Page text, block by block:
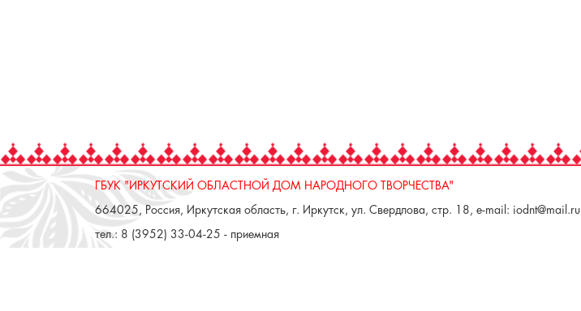
ГБУК "ИРКУТСКИЙ ОБЛАСТНОЙ ДОМ НАРОДНОГО ТВОРЧЕСТВА"
664025, Россия, Иркутская область, г. Иркутск, ул. Свердлова, стр. 18, e-mail: iodnt@mail.ru
тел.: 8 (3952) 33-04-25 - приемная